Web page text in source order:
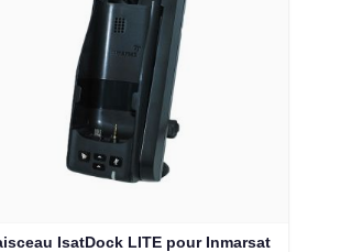
IsatDock LITE pour Inmarsat